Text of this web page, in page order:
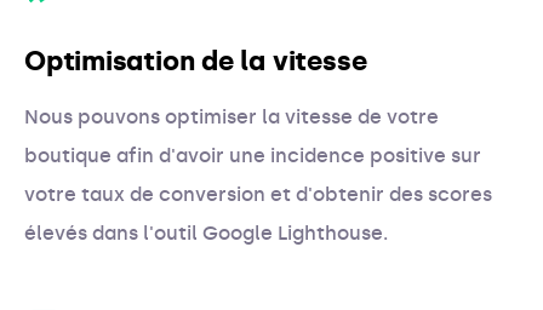
Optimisation de la vitesse
Nous pouvons optimiser la vitesse de votre
boutique afin d'avoir une incidence positive sur
votre taux de conversion et d'obtenir des scores
élevés dans l'outil Google Lighthouse.